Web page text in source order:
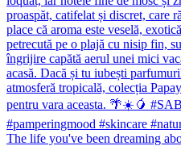
The life you've been dreaming